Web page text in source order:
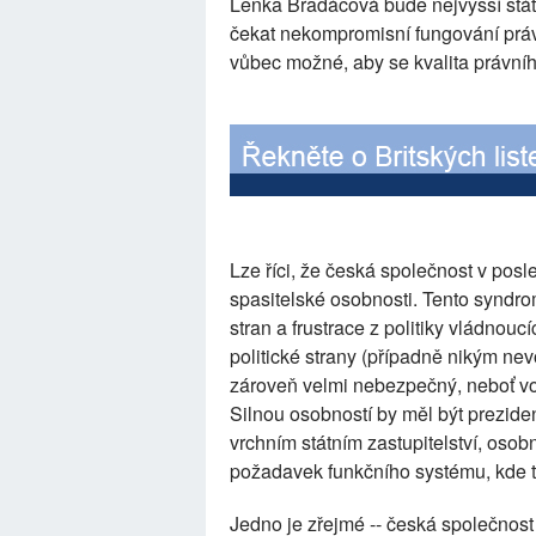
čekat nekompromisní fungování
vůbec možné, aby se kvalita
Lze říci, že česká společnost v
spasitelské osobnosti. Tento
stran a frustrace z politiky
politické strany (případně nikým
zároveň velmi nebezpečný, neboť
Silnou osobností by měl být
vrchním státním zastupitelství,
požadavek funkčního systému,
Jedno je zřejmé -- česká